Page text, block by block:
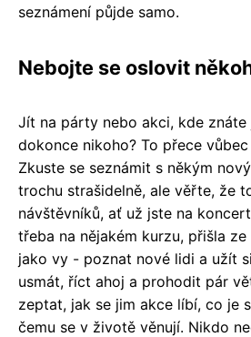
seznámení půjde samo.
Nebojte se oslovit
Jít na párty nebo akci, kde znáte
dokonce nikoho? To přece
Zkuste se seznámit s někým
trochu strašidelně, ale věřte, že
návštěvníků, ať už jste na
třeba na nějakém kurzu, přišla
jako vy - poznat nové lidi a užít
usmát, říct ahoj a prohodit pár
zeptat, jak se jim akce líbí, co je
čemu se v životě věnují. Nikdo